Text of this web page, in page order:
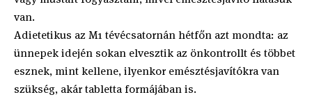
van.
Adietetikus az M1 tévécsatornán hétfőn azt mondta: az
ünnepek idején sokan elvesztik az önkontrollt és többet
esznek, mint kellene, ilyenkor emésztésjavítókra van
szükség, akár tabletta formájában is.